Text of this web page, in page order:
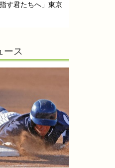
指す君たちへ」東京
ース